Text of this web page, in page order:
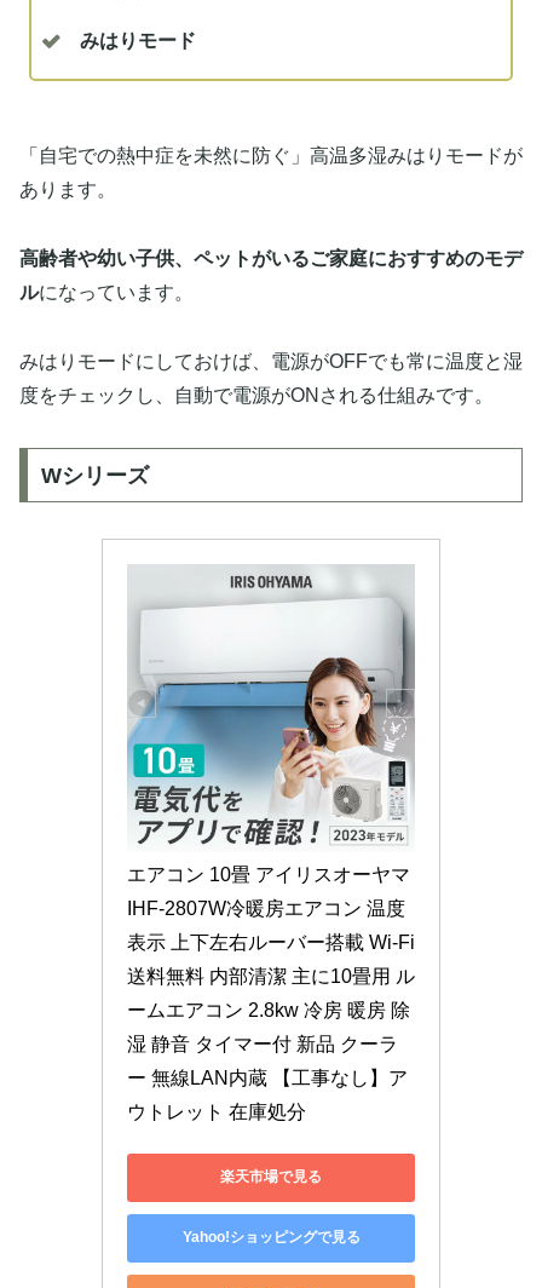
みはりモード
「自宅での熱中症を未然に防ぐ」高温多湿みはりモードが
あります。
高齢者や幼い子供、ペットがいるご家庭におすすめのモデ
ルになっています。
みはりモードにしておけば、電源がOFFでも常に温度と湿
度をチェックし、自動で電源がONされる仕組みです。
Wシリーズ
エアコン 10畳 アイリスオーヤマ
IHF-2807W冷暖房エアコン 温度
表示 上下左右ルーバー搭載 Wi-Fi
送料無料 内部清潔 主に10畳用 ル
ームエアコン 2.8kw 冷房 暖房 除
湿 静音 タイマー付 新品 クーラ
ー 無線LAN内蔵 【工事なし】ア
ウトレット 在庫処分
楽天市場で見る
Yahoo!ショッピングで見る